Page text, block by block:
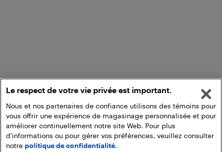
Ajouter au panier
Le respect de votre vie privée est important.
Nous et nos partenaires de confiance utilisons des témoins pour
vous offrir une expérience de magasinage personnalisée et pour
améliorer continuellement notre site Web. Pour plus
d'informations ou pour gérer vos préférences, veuillez consulter
notre politique de confidentialité.